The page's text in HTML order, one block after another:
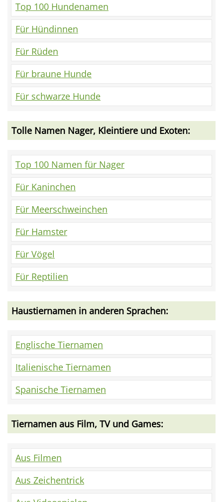
Top 100 Hundenamen
Für Hündinnen
Für Rüden
Für braune Hunde
Für schwarze Hunde
Tolle Namen Nager, Kleintiere und Exoten:
Top 100 Namen für Nager
Für Kaninchen
Für Meerschweinchen
Für Hamster
Für Vögel
Für Reptilien
Haustiernamen in anderen Sprachen:
Englische Tiernamen
Italienische Tiernamen
Spanische Tiernamen
Tiernamen aus Film, TV und Games:
Aus Filmen
Aus Zeichentrick